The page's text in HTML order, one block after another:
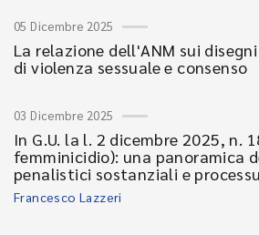
05 Dicembre 2025
La relazione dell'ANM sui
di violenza sessuale e consenso
03 Dicembre 2025
In G.U. la l. 2 dicembre 2025, n.
femminicidio): una panoramica
penalistici sostanziali e
Francesco Lazzeri